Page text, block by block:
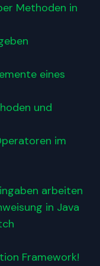
Methoden in
eines
und
im
arbeiten
in Java
Framework!